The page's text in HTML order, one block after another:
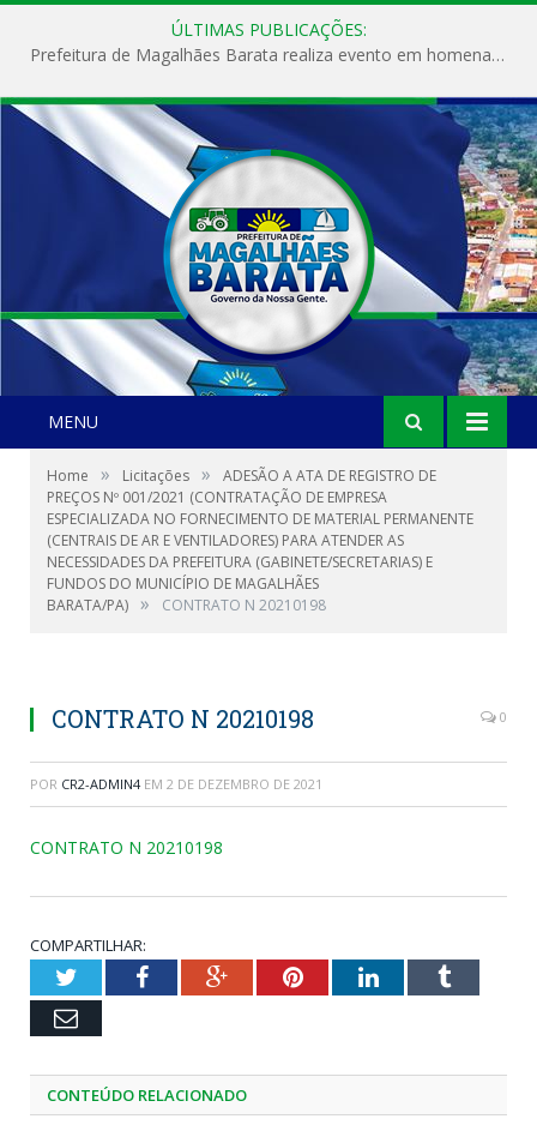
ÚLTIMAS PUBLICAÇÕES:
Prefeitura de Magalhães Barata realiza evento em homenagem ao Dia Internacional da Mulher
MENU
Home » Licitações »
ADESÃO A ATA DE REGISTRO DE
PREÇOS Nº 001/2021 (CONTRATAÇÃO DE EMPRESA
ESPECIALIZADA NO FORNECIMENTO DE MATERIAL PERMANENTE
(CENTRAIS DE AR E VENTILADORES) PARA ATENDER AS
NECESSIDADES DA PREFEITURA (GABINETE/SECRETARIAS) E
FUNDOS DO MUNICÍPIO DE MAGALHÃES
BARATA/PA) » CONTRATO N 20210198
CONTRATO N 20210198 0
POR CR2-ADMIN4 EM 2 DE DEZEMBRO DE 2021
CONTRATO N 20210198
COMPARTILHAR:
TwitterFacebookGoogle+PinterestLinkedInTumblr
Email
CONTEÚDO RELACIONADO